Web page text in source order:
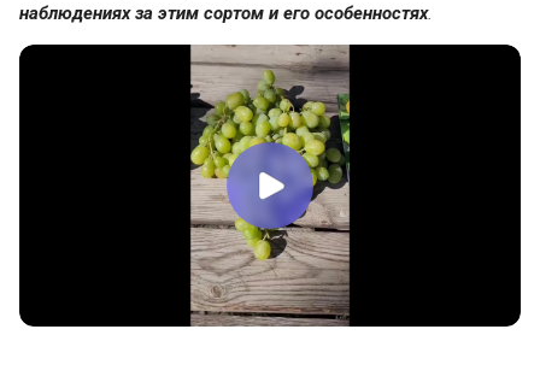
наблюдениях за этим сортом и его особенностях.